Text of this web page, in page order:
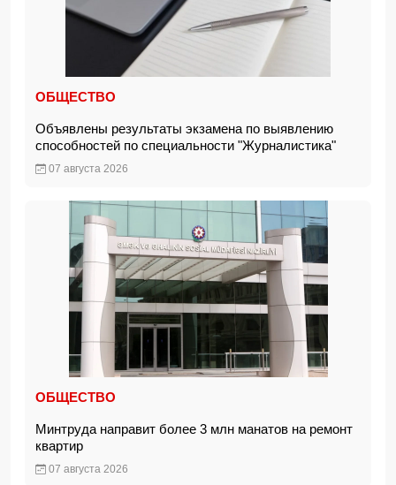
ОБЩЕСТВО
Объявлены результаты экзамена по выявлению
способностей по специальности "Журналистика"
07 августа 2026
ОБЩЕСТВО
Минтруда направит более 3 млн манатов на ремонт
квартир
07 августа 2026